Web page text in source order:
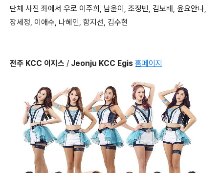
단체 사진 좌에서 우로 이주희, 남윤이, 조정빈, 김보배, 윤요안나,
장세정, 이애수, 나혜인, 함지선, 김수현
전주 KCC 이지스 / Jeonju KCC Egis 홈페이지